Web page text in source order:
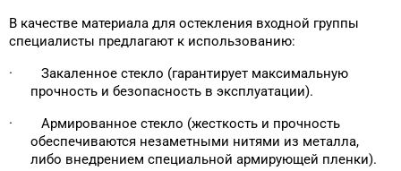
В качестве материала для остекления входной группы
специалисты предлагают к использованию:
· Закаленное стекло (гарантирует максимальную
прочность и безопасность в эксплуатации).
· Армированное стекло (жесткость и прочность
обеспечиваются незаметными нитями из металла,
либо внедрением специальной армирующей пленки).